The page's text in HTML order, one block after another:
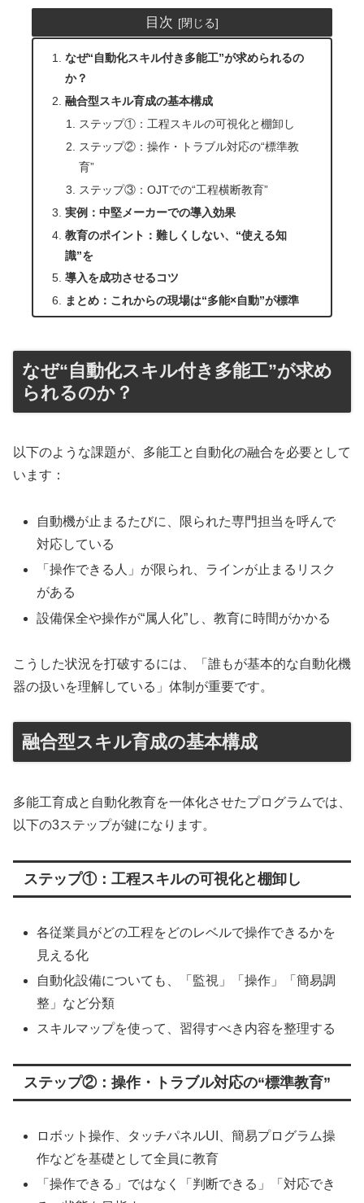
目次
なぜ“自動化スキル付き多能工”が求められるの
か？
融合型スキル育成の基本構成
ステップ①：工程スキルの可視化と棚卸し
ステップ②：操作・トラブル対応の“標準教
育”
ステップ③：OJTでの“工程横断教育”
実例：中堅メーカーでの導入効果
教育のポイント：難しくしない、“使える知
識”を
導入を成功させるコツ
まとめ：これからの現場は“多能×自動”が標準
なぜ“自動化スキル付き多能工”が求め
られるのか？
以下のような課題が、多能工と自動化の融合を必要として
います：
自動機が止まるたびに、限られた専門担当を呼んで
対応している
「操作できる人」が限られ、ラインが止まるリスク
がある
設備保全や操作が“属人化”し、教育に時間がかかる
こうした状況を打破するには、「誰もが基本的な自動化機
器の扱いを理解している」体制が重要です。
融合型スキル育成の基本構成
多能工育成と自動化教育を一体化させたプログラムでは、
以下の3ステップが鍵になります。
ステップ①：工程スキルの可視化と棚卸し
各従業員がどの工程をどのレベルで操作できるかを
見える化
自動化設備についても、「監視」「操作」「簡易調
整」など分類
スキルマップを使って、習得すべき内容を整理する
ステップ②：操作・トラブル対応の“標準教育”
ロボット操作、タッチパネルUI、簡易プログラム操
作などを基礎として全員に教育
「操作できる」ではなく「判断できる」「対応でき